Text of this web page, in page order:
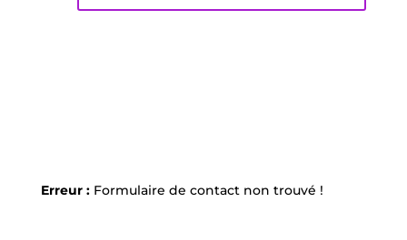
Erreur :Formulaire de contact non trouvé !